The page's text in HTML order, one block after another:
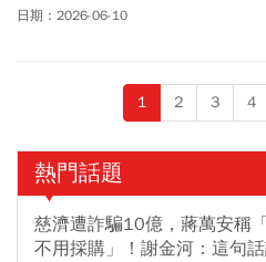
台南幫第四代傳人、環球水泥總經
出中國、回台深耕垂直整合，將環
股」，深刻展現老台南幫「事在人
日期：2026-06-10
1 2 3 4
熱門話題
慈濟遭詐騙10億，蔣萬安稱
不用採購」！謝金河：這句